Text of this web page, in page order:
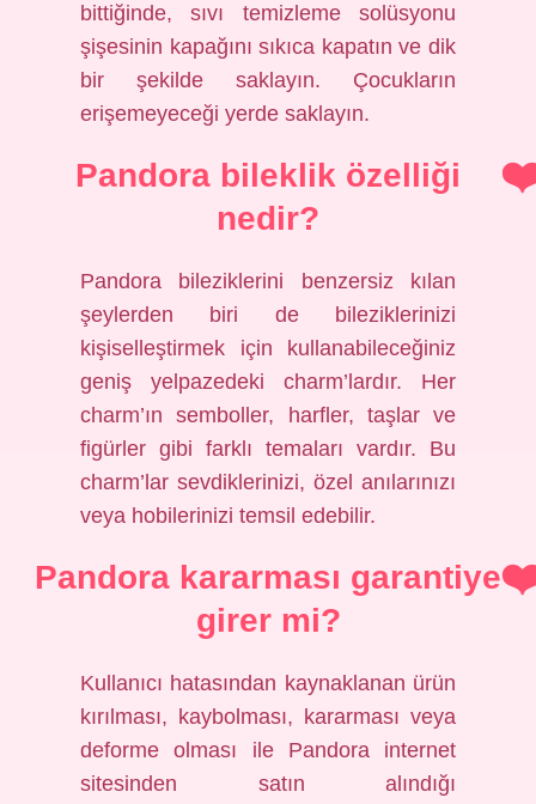
bittiğinde, sıvı temizleme solüsyonu
şişesinin kapağını sıkıca kapatın ve dik
bir şekilde saklayın. Çocukların
erişemeyeceği yerde saklayın.
Pandora bileklik özelliği
nedir?
Pandora bileziklerini benzersiz kılan
şeylerden biri de bileziklerinizi
kişiselleştirmek için kullanabileceğiniz
geniş yelpazedeki charm’lardır. Her
charm’ın semboller, harfler, taşlar ve
figürler gibi farklı temaları vardır. Bu
charm’lar sevdiklerinizi, özel anılarınızı
veya hobilerinizi temsil edebilir.
Pandora kararması garantiye
girer mi?
Kullanıcı hatasından kaynaklanan ürün
kırılması, kaybolması, kararması veya
deforme olması ile Pandora internet
sitesinden satın alındığı